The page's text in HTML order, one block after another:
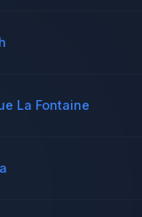
La Fontaine